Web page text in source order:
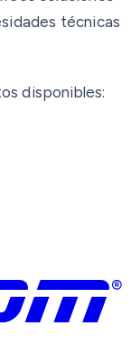
técnicas
disponibles: